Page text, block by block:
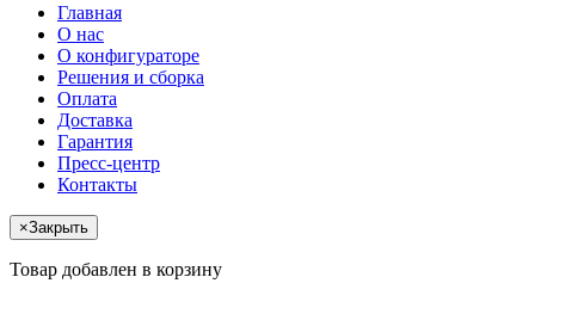
Главная
О нас
О конфигураторе
Решения и сборка
Оплата
Доставка
Гарантия
Пресс-центр
Контакты
×Закрыть
Товар добавлен в корзину